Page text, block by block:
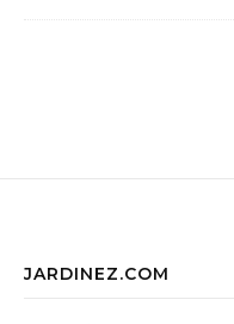
JARDINEZ.COM